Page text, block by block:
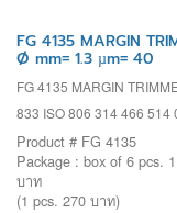
FG 4135 MARGIN
Ø mm= 1.3 µm= 40
FG 4135 MARGIN
833 ISO 806 314 466 514
Product # FG 4135
Package : box of 6 pcs.
บาท
(1 pcs. 270 บาท)